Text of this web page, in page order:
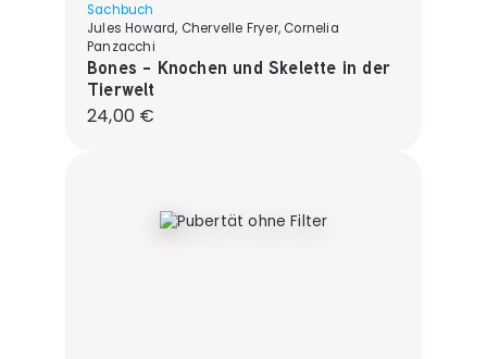
Sachbuch
Jules Howard, Chervelle Fryer, Cornelia
Panzacchi
Bones - Knochen und Skelette in der
Tierwelt
Regulärer Preis:
24,00 €